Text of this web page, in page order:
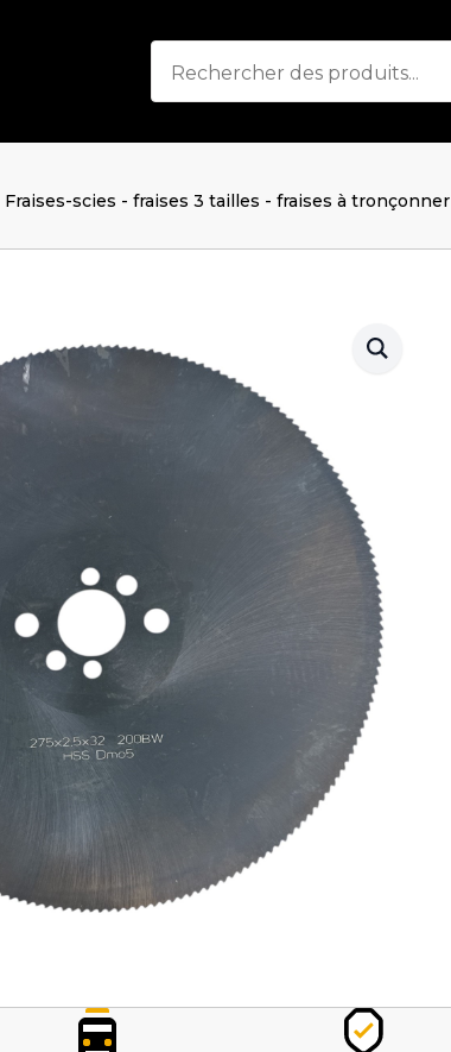
Fraises-scies - fraises 3 tailles - fraises à tronçonner